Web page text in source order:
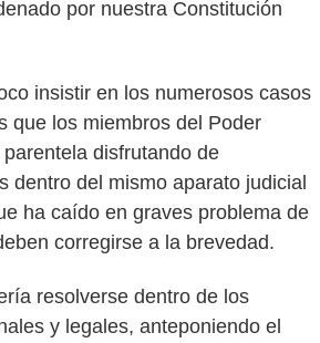
por nuestra Constitución
insistir en los numerosos casos
que los miembros del Poder
disfrutando de
dentro del mismo aparato judicial
ha caído en graves problema de
corregirse a la brevedad.
resolverse dentro de los
y legales, anteponiendo el